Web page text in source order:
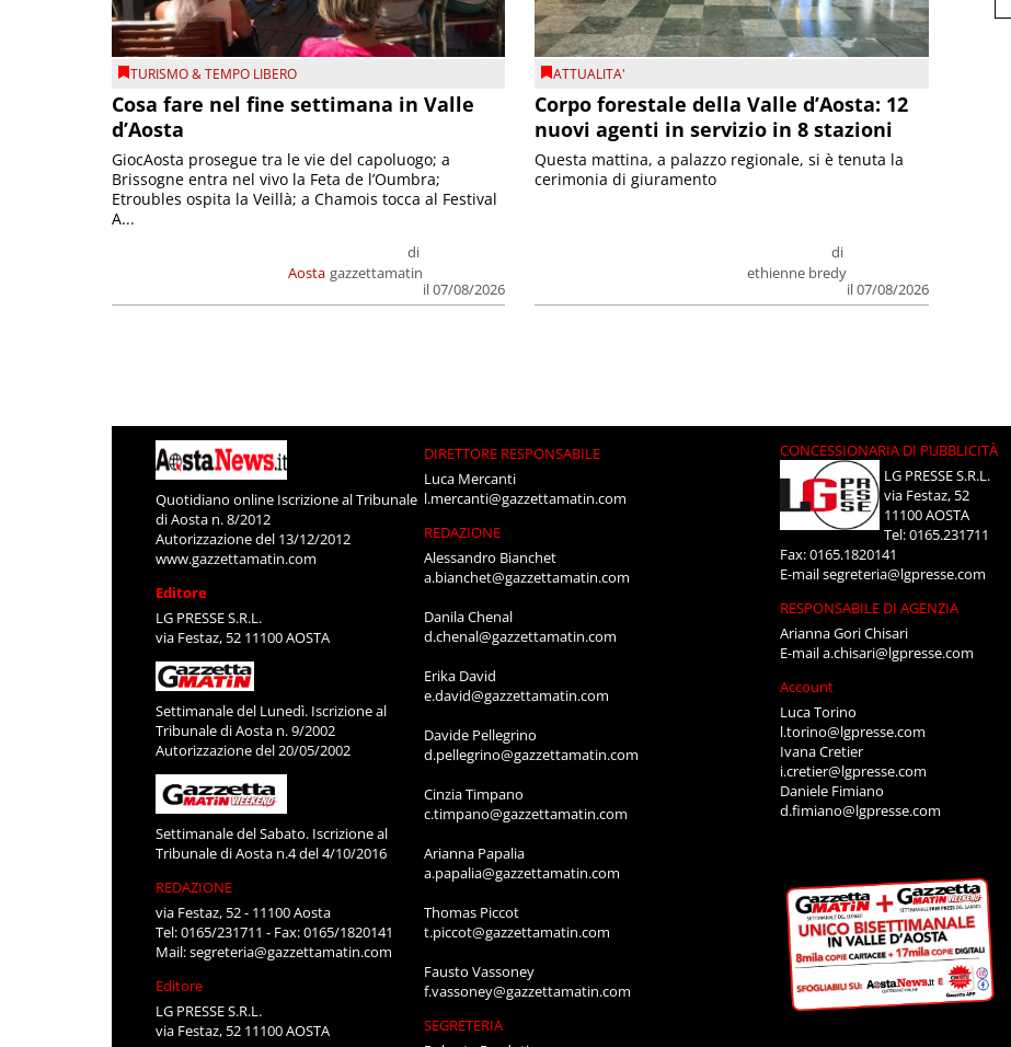
TURISMO & TEMPO LIBERO
Cosa fare nel fine settimana in Valle
d’Aosta
Aosta
di
gazzettamatin
il 07/08/2026
GiocAosta prosegue tra le vie del capoluogo; a
Brissogne entra nel vivo la Feta de l’Oumbra;
Etroubles ospita la Veillà; a Chamois tocca al Festival
A...
ATTUALITA'
Corpo forestale della Valle d’Aosta: 12
nuovi agenti in servizio in 8 stazioni
di
ethienne bredy
il 07/08/2026
Questa mattina, a palazzo regionale, si è tenuta la
cerimonia di giuramento
Quotidiano online Iscrizione al Tribunale
di Aosta n. 8/2012
Autorizzazione del 13/12/2012
www.gazzettamatin.com
Editore
LG PRESSE S.R.L.
via Festaz, 52 11100 AOSTA
Settimanale del Lunedì. Iscrizione al
Tribunale di Aosta n. 9/2002
Autorizzazione del 20/05/2002
Settimanale del Sabato. Iscrizione al
Tribunale di Aosta n.4 del 4/10/2016
REDAZIONE
via Festaz, 52 - 11100 Aosta
Tel: 0165/231711 - Fax: 0165/1820141
Mail:segreteria@gazzettamatin.com
Editore
LG PRESSE S.R.L.
via Festaz, 52 11100 AOSTA
DIRETTORE RESPONSABILE
Luca Mercanti
l.mercanti@gazzettamatin.com
REDAZIONE
Alessandro Bianchet
a.bianchet@gazzettamatin.com
Danila Chenal
d.chenal@gazzettamatin.com
Erika David
e.david@gazzettamatin.com
Davide Pellegrino
d.pellegrino@gazzettamatin.com
Cinzia Timpano
c.timpano@gazzettamatin.com
Arianna Papalia
a.papalia@gazzettamatin.com
Thomas Piccot
t.piccot@gazzettamatin.com
Fausto Vassoney
f.vassoney@gazzettamatin.com
SEGRETERIA
CONCESSIONARIA DI PUBBLICITÀ
LG PRESSE S.R.L.
via Festaz, 52
11100 AOSTA
Tel: 0165.231711
Fax: 0165.1820141
E-mailsegreteria@lgpresse.com
RESPONSABILE DI AGENZIA
Arianna Gori Chisari
E-maila.chisari@lgpresse.com
Account
Luca Torino
l.torino@lgpresse.com
Ivana Cretier
i.cretier@lgpresse.com
Daniele Fimiano
d.fimiano@lgpresse.com